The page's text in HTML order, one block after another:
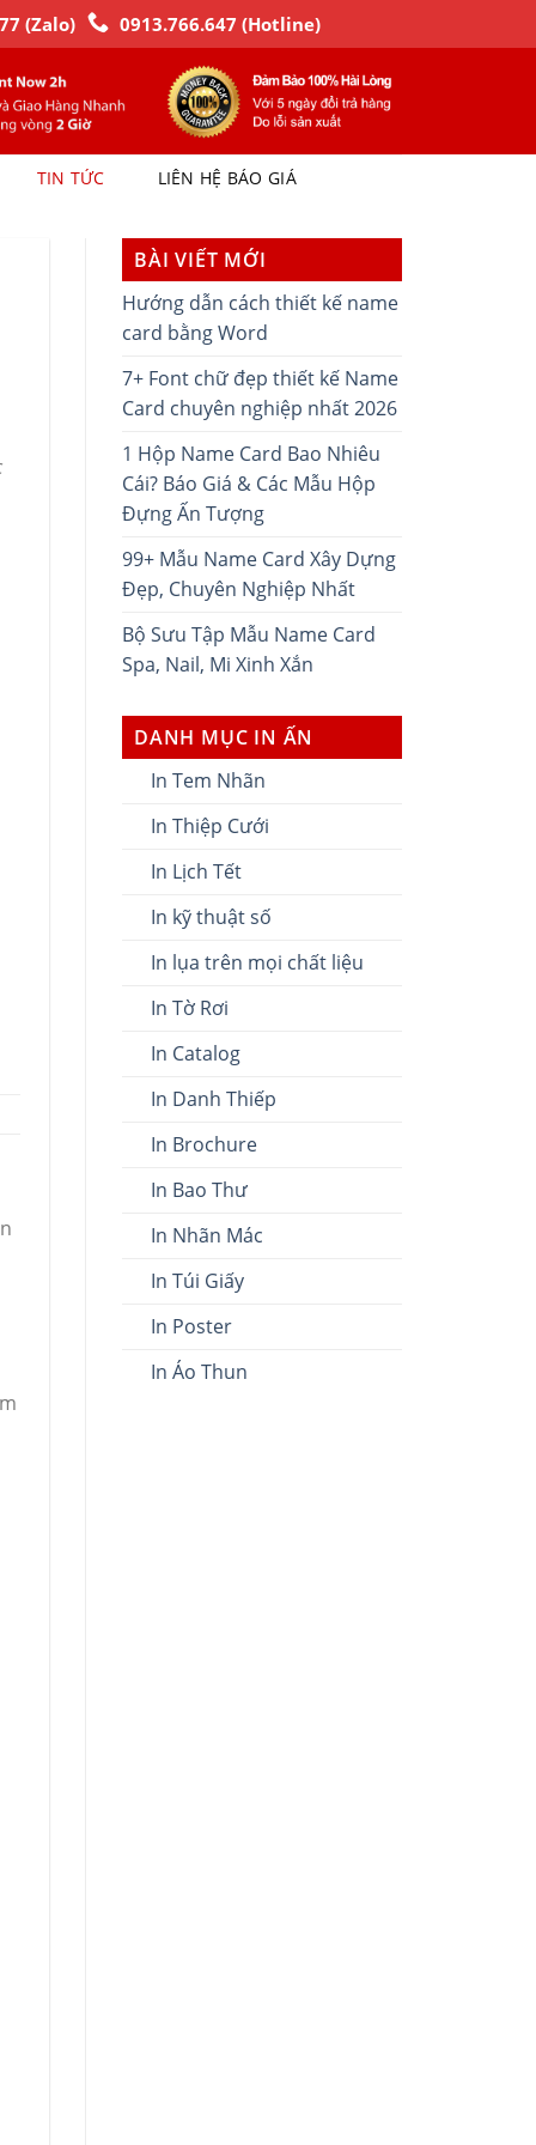
(Zalo) 0913.766.647 (Hotline)
TIN TỨC LIÊN HỆ BÁO GIÁ
BÀI VIẾT MỚI
Hướng dẫn cách thiết kế name
card bằng Word
7+ Font chữ đẹp thiết kế Name
Card chuyên nghiệp nhất 2026
1 Hộp Name Card Bao Nhiêu
Cái? Báo Giá & Các Mẫu Hộp
Đựng Ấn Tượng
99+ Mẫu Name Card Xây Dựng
Đẹp, Chuyên Nghiệp Nhất
Bộ Sưu Tập Mẫu Name Card
Spa, Nail, Mi Xinh Xắn
DANH MỤC IN ẤN
In Tem Nhãn
In Thiệp Cưới
In Lịch Tết
In kỹ thuật số
In lụa trên mọi chất liệu
In Tờ Rơi
In Catalog
In Danh Thiếp
In Brochure
In Bao Thư
In Nhãn Mác
In Túi Giấy
In Poster
In Áo Thun